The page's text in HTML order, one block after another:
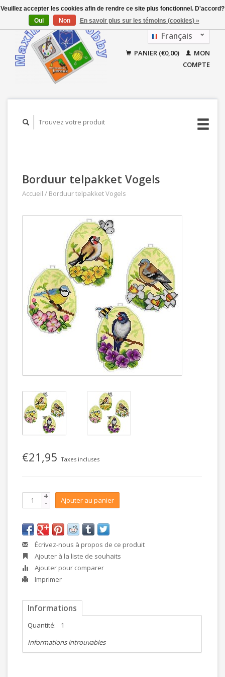
Français
Nederlands
PANIER (€0,00)
MON
COMPTE
Borduur telpakket Vogels
Accueil / Borduur telpakket Vogels
€21,95 Taxes incluses
+
- Ajouter au panier
Écrivez-nous à propos de ce produit
Ajouter à la liste de souhaits
Ajouter pour comparer
Imprimer
Informations
Quantité:
1
Informations introuvables
Veuillez accepter les cookies afin de rendre ce site plus fonctionnel. D'accord?
Oui
Non En savoir plus sur les témoins (cookies) »